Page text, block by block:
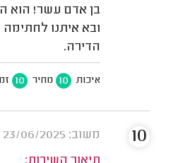
בן אדם עשר! הוא
ובא איתנו
הדירה.
איכות 10 מחיר 10
משוב: 23/06/2025
10